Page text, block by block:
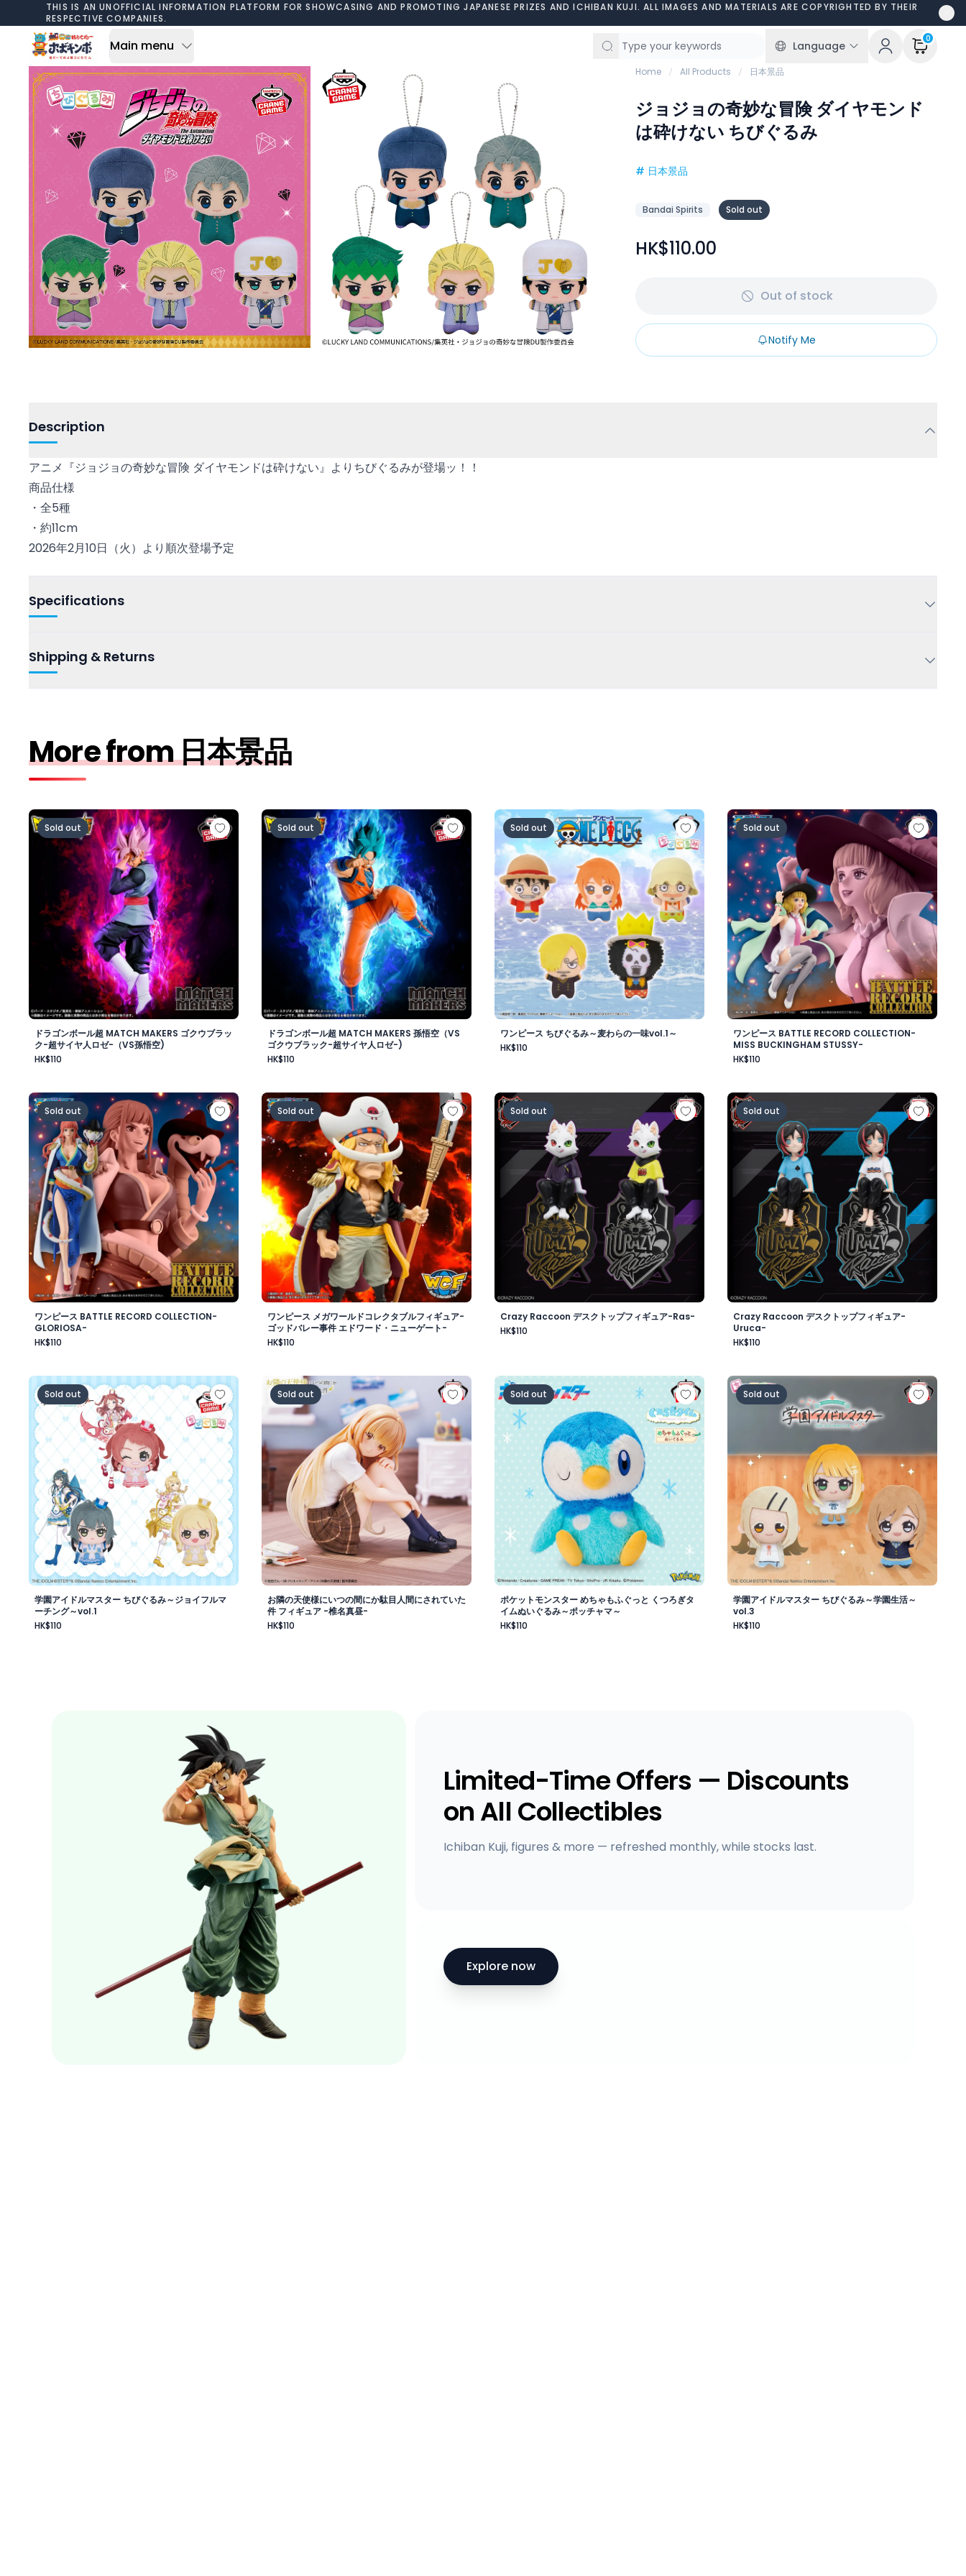
Skip to contentTHIS IS AN UNOFFICIAL INFORMATION PLATFORM FOR SHOWCASING AND PROMOTING JAPANESE PRIZES AND ICHIBAN KUJI. ALL IMAGES AND MATERIALS ARE COPYRIGHTED BY THEIR
RESPECTIVE COMPANIES.
Main menu Language
0
Home All Products 日本景品
ジョジョの奇妙な冒険 ダイヤモンド
は砕けない ちびぐるみ
# 日本景品
Bandai Spirits Sold out
HK$110.00
Out of stock
Notify Me
Description
アニメ『ジョジョの奇妙な冒険 ダイヤモンドは砕けない』よりちびぐるみが登場ッ！！
商品仕様
・全5種
・約11cm
2026年2月10日（火）より順次登場予定
Specifications
Shipping & Returns
More from 日本景品
ドラゴンボール超 MATCH MAKERS ゴクウブラック-超サイヤ人ロゼ-（VS孫悟空)
Sold out
ドラゴンボール超 MATCH MAKERS ゴクウブラッ
ク-超サイヤ人ロゼ-（VS孫悟空)
HK$110
ドラゴンボール超 MATCH MAKERS 孫悟空（VSゴクウブラック-超サイヤ人ロゼ-)
Sold out
ドラゴンボール超 MATCH MAKERS 孫悟空（VS
ゴクウブラック-超サイヤ人ロゼ-)
HK$110
ワンピース ちびぐるみ～麦わらの一味vol.1～
Sold out
ワンピース ちびぐるみ～麦わらの一味vol.1～
HK$110
ワンピース BATTLE RECORD COLLECTION-
Sold out
ワンピース BATTLE RECORD COLLECTION-
MISS BUCKINGHAM STUSSY-
HK$110
ワンピース BATTLE RECORD COLLECTION-GLORIOSA-
Sold out
ワンピース BATTLE RECORD COLLECTION-
GLORIOSA-
HK$110
ワンピース メガワールドコレクタブルフィギュア-ゴッドバレー事件 エドワード・ニューゲート-
Sold out
ワンピース メガワールドコレクタブルフィギュア-
ゴッドバレー事件 エドワード・ニューゲート-
HK$110
Crazy Raccoon デスクトップフィギュア-Ras-
Sold out
Crazy Raccoon デスクトップフィギュア-Ras-
HK$110
Crazy Raccoon デスクトップフィギュア-
Sold out
Crazy Raccoon デスクトップフィギュア-
Uruca-
HK$110
学園アイドルマスター ちびぐるみ～ジョイフルマーチング～vol.1
Sold out
学園アイドルマスター ちびぐるみ～ジョイフルマ
ーチング～vol.1
HK$110
お隣の天使様にいつの間にか駄目人間にされていた件 フィギュア -椎名真昼-
Sold out
お隣の天使様にいつの間にか駄目人間にされていた
件 フィギュア -椎名真昼-
HK$110
ポケットモンスター めちゃもふぐっと くつろぎタイムぬいぐるみ～ポッチャマ～
Sold out
ポケットモンスター めちゃもふぐっと くつろぎタ
イムぬいぐるみ～ポッチャマ～
HK$110
学園アイドルマスター ちびぐるみ～学園生活
Sold out
学園アイドルマスター ちびぐるみ～学園生活～
vol.3
HK$110
Limited-Time Offers — Discounts
on All Collectibles
Ichiban Kuji, figures & more — refreshed monthly, while stocks last.
Explore now